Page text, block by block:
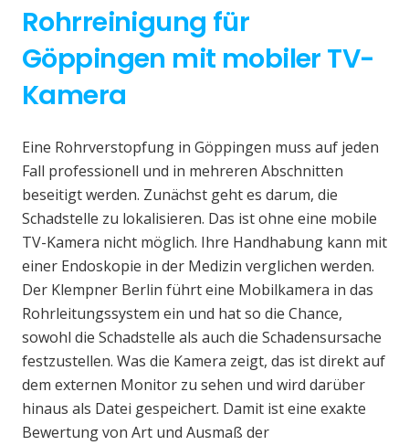
Rohrreinigung für
Göppingen mit mobiler TV-
Kamera
Eine Rohrverstopfung in Göppingen muss auf jeden
Fall professionell und in mehreren Abschnitten
beseitigt werden. Zunächst geht es darum, die
Schadstelle zu lokalisieren. Das ist ohne eine mobile
TV-Kamera nicht möglich. Ihre Handhabung kann mit
einer Endoskopie in der Medizin verglichen werden.
Der Klempner Berlin führt eine Mobilkamera in das
Rohrleitungssystem ein und hat so die Chance,
sowohl die Schadstelle als auch die Schadensursache
festzustellen. Was die Kamera zeigt, das ist direkt auf
dem externen Monitor zu sehen und wird darüber
hinaus als Datei gespeichert. Damit ist eine exakte
Bewertung von Art und Ausmaß der